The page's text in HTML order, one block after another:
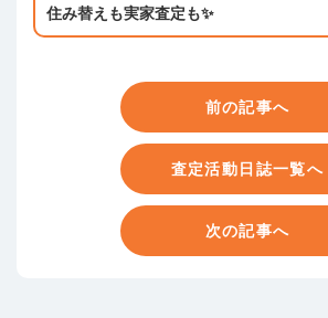
住み替えも実家査定も✨
前の記事へ
査定活動日誌一覧へ
次の記事へ